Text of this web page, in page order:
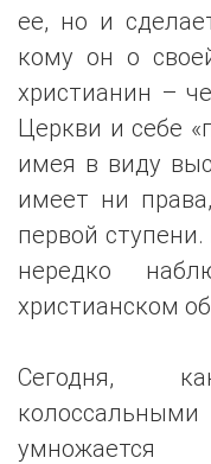
ее, но и
кому он о
христианин –
Церкви и себе
имея в виду
имеет ни
первой
нередко
христианском
Сегодня,
умножается